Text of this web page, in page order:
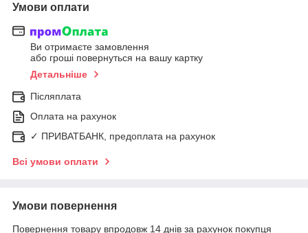
Умови оплати
Ви отримаєте замовлення
або гроші повернуться на вашу картку
Детальніше
Післяплата
Оплата на рахунок
✓ ПРИВАТБАНК, предоплата на рахунок
Всі умови оплати
Умови повернення
Повернення товару впродовж 14 днів за рахунок покупця